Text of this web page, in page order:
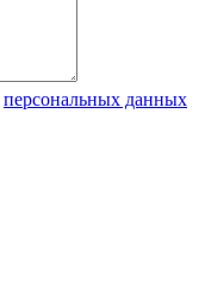
персональных данных